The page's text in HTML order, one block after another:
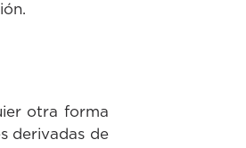
otra forma
derivadas de